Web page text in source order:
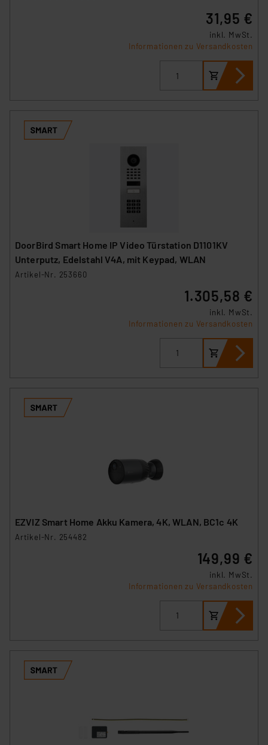
31,95 €
inkl. MwSt.
Informationen zu Versandkosten
DoorBird Smart Home IP Video Türstation D1101KV
Unterputz, Edelstahl V4A, mit Keypad, WLAN
Artikel-Nr. 253660
1.305,58 €
inkl. MwSt.
Informationen zu Versandkosten
EZVIZ Smart Home Akku Kamera, 4K, WLAN, BC1c 4K
Artikel-Nr. 254482
149,99 €
inkl. MwSt.
Informationen zu Versandkosten